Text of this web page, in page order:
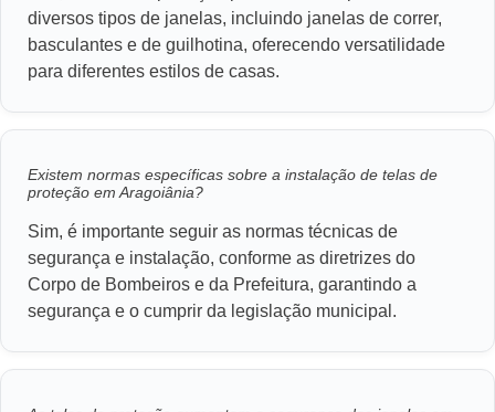
diversos tipos de janelas, incluindo janelas de correr,
basculantes e de guilhotina, oferecendo versatilidade
para diferentes estilos de casas.
Existem normas específicas sobre a instalação de telas de
proteção em Aragoiânia?
Sim, é importante seguir as normas técnicas de
segurança e instalação, conforme as diretrizes do
Corpo de Bombeiros e da Prefeitura, garantindo a
segurança e o cumprir da legislação municipal.